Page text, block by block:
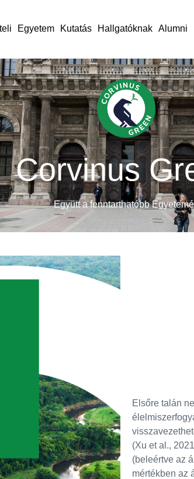
Egyetem Kutatás Hallgatóknak Alumni
Corvinus
Együtt a fenntarthatóbb
Elsőre talán
(Xu et al., 2021
(beleértve az
mértékben az